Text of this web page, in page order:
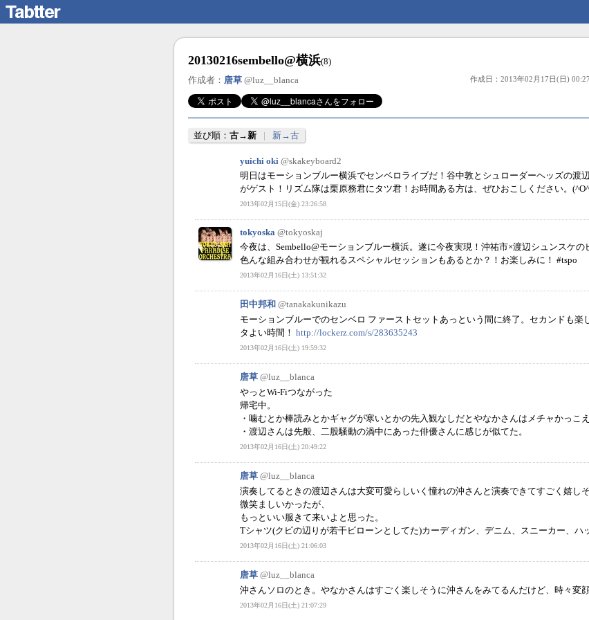
20130216sembello@横浜(8)
作成日：2013年02月17日(日)
作成者： 唐草 @luz__blanca
並び順： 古→新 | 新→古
yuichi oki @skakeyboard2
明日はモーションブルー横浜でセンベロライブだ！谷中敦とシュローダーヘッズの渡
がゲスト！リズム隊は栗原務君にタツ君！お時間ある方は、ぜひおこしください。
2013年02月15日(金) 23:26:58
tokyoska @tokyoskaj
今夜は、Sembello@モーションブルー横浜。遂に今夜実現！沖祐市×渡辺シュンスケの
色んな組み合わせが観れるスペシャルセッションもあるとか？！お楽しみに！ #tspo
2013年02月16日(土) 13:51:32
田中邦和 @tanakakunikazu
モーションブルーでのセンベロ ファーストセットあっという間に終了。セカンドも楽
タよい時間！ http://lockerz.com/s/283635243
2013年02月16日(土) 19:59:32
唐草 @luz__blanca
やっとWi-Fiつながった
帰宅中。
・噛むとか棒読みとかギャグが寒いとかの先入観なしだとやなかさんはメチャかっこ
・渡辺さんは先般、二股騒動の渦中にあった俳優さんに感じが似てた。
2013年02月16日(土) 20:49:22
唐草 @luz__blanca
演奏してるときの渡辺さんは大変可愛らしいく憧れの沖さんと演奏できてすごく嬉し
微笑ましいかったが、
もっといい服きて来いよと思った。
Tシャツ(クビの辺りが若干ビローンとしてた)カーディガン、デニム、スニーカー、ハ
2013年02月16日(土) 21:06:03
唐草 @luz__blanca
沖さんソロのとき。やなかさんはすごく楽しそうに沖さんをみてるんだけど、時々変顔
2013年02月16日(土) 21:07:29